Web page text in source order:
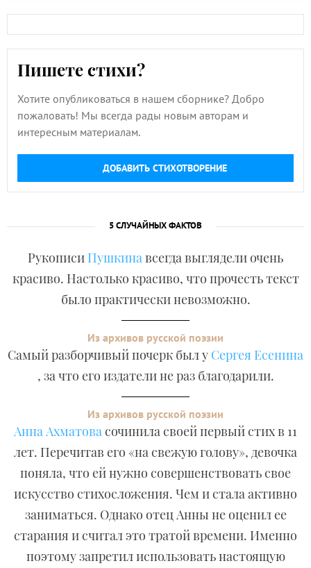
Пишете стихи?
Хотите опубликоваться в нашем сборнике? Добро
пожаловать! Мы всегда рады новым авторам и
интересным материалам.
ДОБАВИТЬ СТИХОТВОРЕНИЕ
5 СЛУЧАЙНЫХ ФАКТОВ
Рукописи Пушкинавсегда выглядели очень
красиво. Настолько красиво, что прочесть текст
было практически невозможно.
Из архивов русской поэзии
Самый разборчивый почерк был у Сергея Есенина
, за что его издатели не раз благодарили.
Из архивов русской поэзии
Анна Ахматовасочинила своей первый стих в 11
лет. Перечитав его «на свежую голову», девочка
поняла, что ей нужно совершенствовать свое
искусство стихосложения. Чем и стала активно
заниматься. Однако отец Анны не оценил ее
старания и считал это тратой времени. Именно
поэтому запретил использовать настоящую